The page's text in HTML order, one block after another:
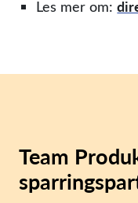
Les mer om:
Team